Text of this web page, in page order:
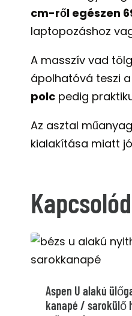
cm-ről egészen
laptopozáshoz
A masszív vad
ápolhatóvá teszi
polc pedig
Az asztal
kialakítása miatt
Aspen U alakú
kanapé / sarokülő